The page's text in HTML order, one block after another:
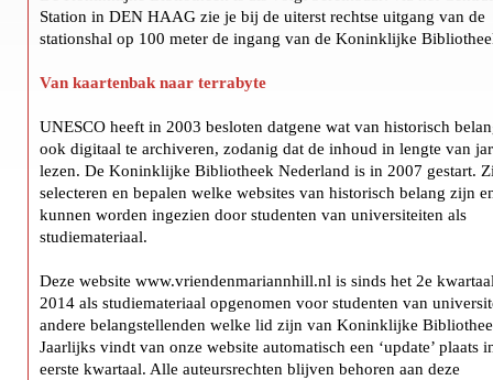
Station in DEN HAAG zie je bij de uiterst rechtse uitgang van de
stationshal op 100 meter de ingang van de Koninklijke
Van kaartenbak naar terrabyte
UNESCO heeft in 2003 besloten datgene wat van historisch
ook digitaal te archiveren, zodanig dat de inhoud in lengte van
lezen. De Koninklijke Bibliotheek Nederland is in 2007 gestart.
selecteren en bepalen welke websites van historisch belang zijn
kunnen worden ingezien door studenten van universiteiten als
studiemateriaal.
Deze website www.vriendenmariannhill.nl is sinds het 2e
2014 als studiemateriaal opgenomen voor studenten van
andere belangstellenden welke lid zijn van Koninklijke
Jaarlijks vindt van onze website automatisch een ‘update’ plaats
eerste kwartaal. Alle auteursrechten blijven behoren aan deze